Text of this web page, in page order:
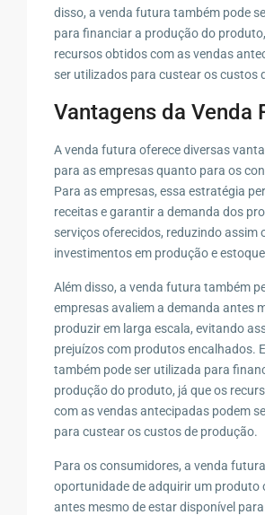
disso, a venda futura também pode
para financiar a produção do
recursos obtidos com as vendas
ser utilizados para custear os custos
Vantagens da Venda
A venda futura oferece diversas
para as empresas quanto para os
Para as empresas, essa estratégia
receitas e garantir a demanda dos
serviços oferecidos, reduzindo assim
investimentos em produção e
Além disso, a venda futura também
empresas avaliem a demanda antes
produzir em larga escala, evitando
prejuízos com produtos encalhados.
também pode ser utilizada para
produção do produto, já que os
com as vendas antecipadas podem
para custear os custos de produção.
Para os consumidores, a venda
oportunidade de adquirir um produto
antes mesmo de estar disponível